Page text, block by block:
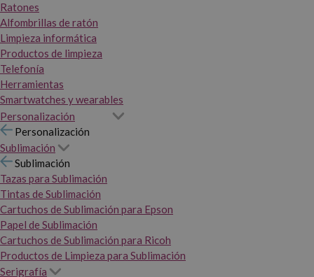
Ratones
Alfombrillas de ratón
Limpieza informática
Productos de limpieza
Telefonía
Herramientas
Smartwatches y wearables
Personalización
Personalización
Sublimación
Sublimación
Tazas para Sublimación
Tintas de Sublimación
Cartuchos de Sublimación para Epson
Papel de Sublimación
Cartuchos de Sublimación para Ricoh
Productos de Limpieza para Sublimación
Serigrafía